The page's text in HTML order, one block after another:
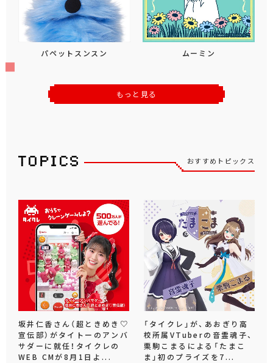
パペットスンスン ムーミン
もっと見る
おすすめトピックス
坂井仁香さん（超ときめき♡
宣伝部）がタイトーのアンバ
サダーに就任！タイクレの
WEB CMが8月1日よ...
「タイクレ」が、あおぎり高
校所属VTuberの音霊魂子、
栗駒こまるによる「たまこ
ま」初のプライズを7...